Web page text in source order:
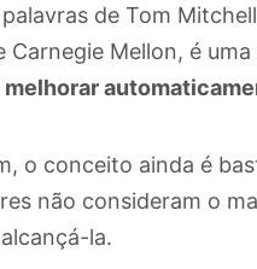
palavras de Tom
Carnegie Mellon, é
melhorar
o conceito ainda é
não consideram o
la.